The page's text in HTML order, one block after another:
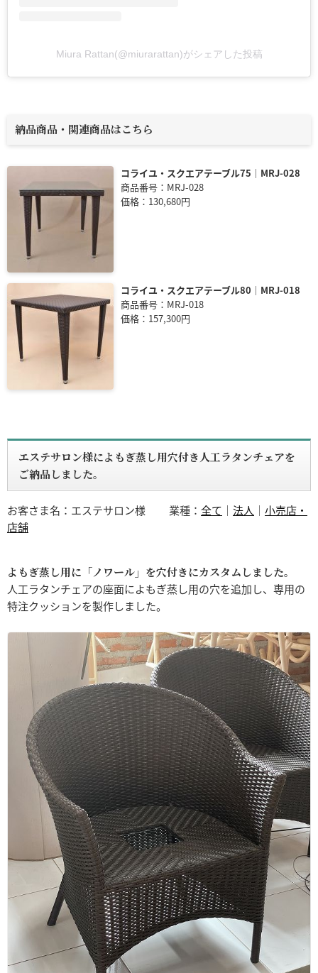
Miura Rattan(@miurarattan)がシェアした投稿
納品商品・関連商品はこちら
コライユ・スクエアテーブル75｜MRJ-028
商品番号：MRJ-028
価格：130,680円
コライユ・スクエアテーブル80｜MRJ-018
商品番号：MRJ-018
価格：157,300円
エステサロン様によもぎ蒸し用穴付き人工ラタンチェアを
ご納品しました。
お客さま名：エステサロン様 業種： 全て ｜ 法人 ｜ 小売店・
店舗
よもぎ蒸し用に「ノワール」を穴付きにカスタムしました。
人工ラタンチェアの座面によもぎ蒸し用の穴を追加し、専用の
特注クッションを製作しました。